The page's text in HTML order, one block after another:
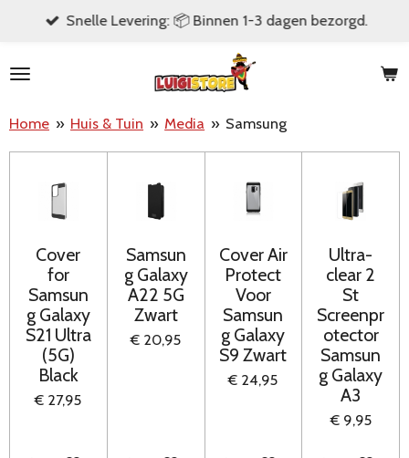
naar
hoofdinhoud
Snelle Levering: 📦 Binnen 1-3 dagen bezorgd.
Home » Huis & Tuin » Media » Samsung
Cover
for
Samsun
g Galaxy
S21 Ultra
(5G)
Black
€ 27,95
Samsun
g Galaxy
A22 5G
Zwart
€ 20,95
Cover Air
Protect
Voor
Samsun
g Galaxy
S9 Zwart
€ 24,95
Ultra-
clear 2
St
Screenpr
otector
Samsun
g Galaxy
A3
€ 9,95